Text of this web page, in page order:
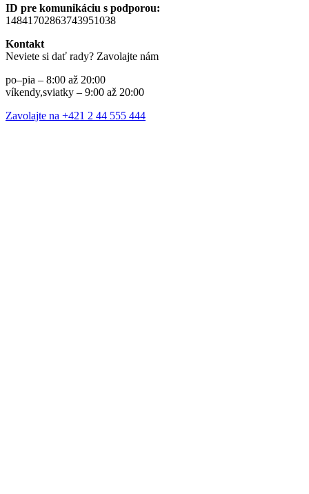
ID pre komunikáciu s podporou:
14841702863743951038
Kontakt
Neviete si dať rady? Zavolajte nám
po–pia – 8:00 až 20:00
víkendy,sviatky – 9:00 až 20:00
Zavolajte na +421 2 44 555 444